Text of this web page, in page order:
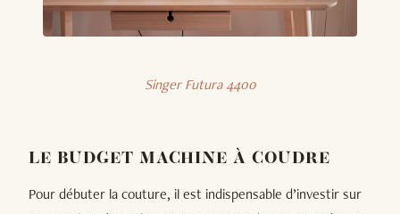
Singer Futura 4400
LE BUDGET MACHINE À COUDRE
Pour débuter la couture, il est indispensable d’investir sur